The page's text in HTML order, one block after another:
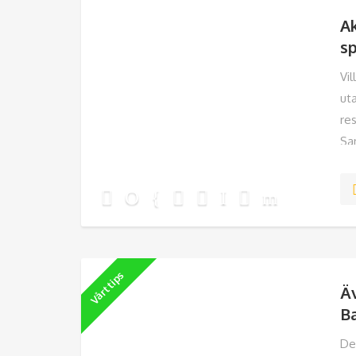
Vårt tips